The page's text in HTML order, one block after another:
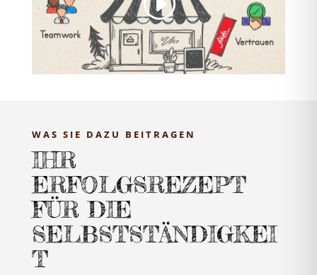
WAS SIE DAZU BEITRAGEN
IHR
ERFOLGSREZEPT
FÜR DIE
SELBSTSTÄNDIGKEI
T